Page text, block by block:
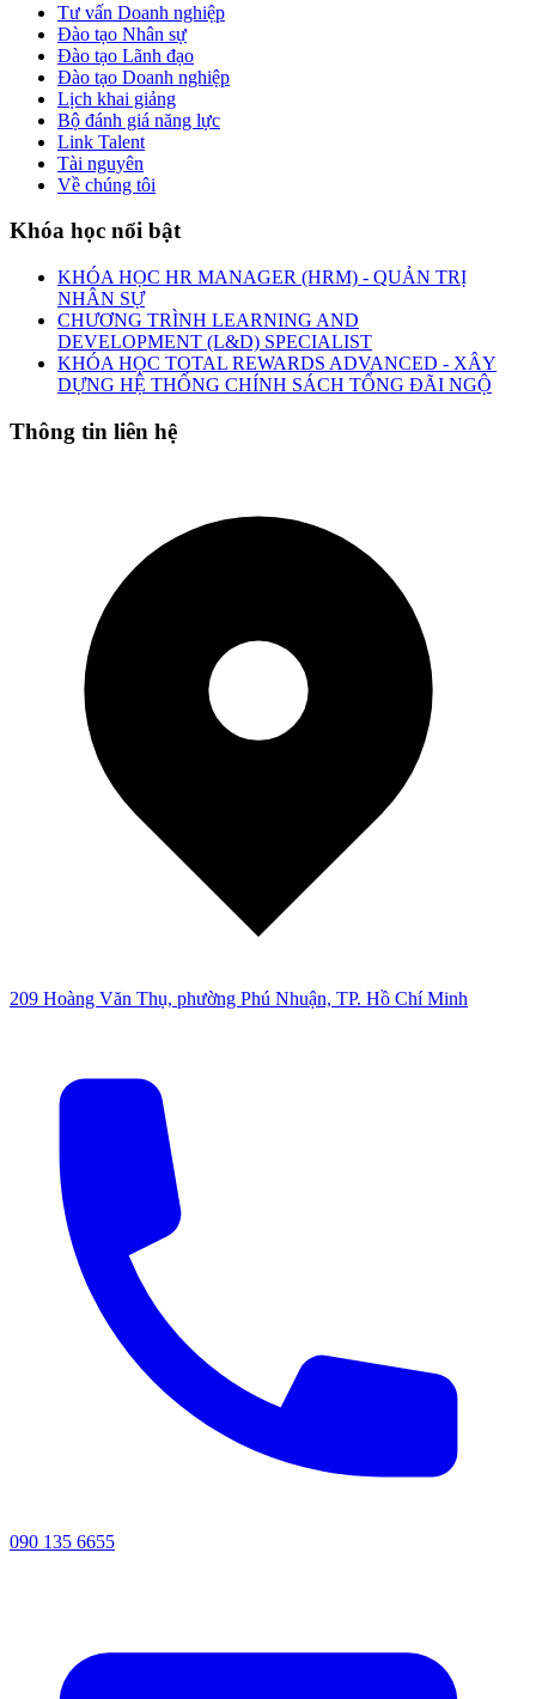
Tư vấn Doanh nghiệp
Đào tạo Nhân sự
Đào tạo Lãnh đạo
Đào tạo Doanh nghiệp
Lịch khai giảng
Bộ đánh giá năng lực
Link Talent
Tài nguyên
Về chúng tôi
Khóa học nổi bật
KHÓA HỌC HR MANAGER (HRM) - QUẢN TRỊ
NHÂN SỰ
CHƯƠNG TRÌNH LEARNING AND
DEVELOPMENT (L&D) SPECIALIST
KHÓA HỌC TOTAL REWARDS ADVANCED - XÂY
DỰNG HỆ THỐNG CHÍNH SÁCH TỔNG ĐÃI NGỘ
Thông tin liên hệ
209 Hoàng Văn Thụ, phường Phú Nhuận, TP. Hồ Chí Minh
090 135 6655